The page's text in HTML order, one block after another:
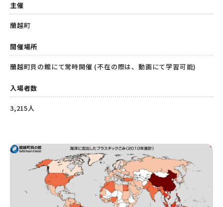
主催
蘭越町
開催場所
蘭越町貝の館にて常時開催 (不在の際は、動画にて学習可能)
入場者数
3,215人